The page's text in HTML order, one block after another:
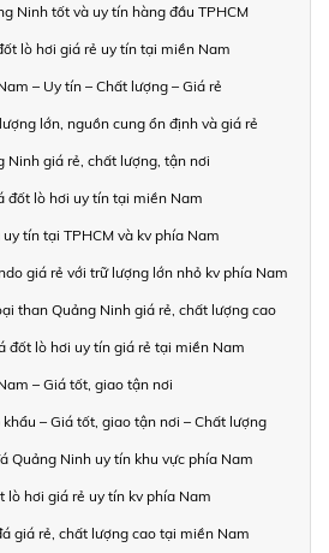
Ninh tốt và uy tín hàng đầu TPHCM
lò hơi giá rẻ uy tín tại miền Nam
– Uy tín – Chất lượng – Giá rẻ
lớn, nguồn cung ổn định và giá rẻ
Ninh giá rẻ, chất lượng, tận nơi
đốt lò hơi uy tín tại miền Nam
tín tại TPHCM và kv phía Nam
giá rẻ với trữ lượng lớn nhỏ kv phía Nam
than Quảng Ninh giá rẻ, chất lượng cao
đốt lò hơi uy tín giá rẻ tại miền Nam
– Giá tốt, giao tận nơi
– Giá tốt, giao tận nơi – Chất lượng
Quảng Ninh uy tín khu vực phía Nam
lò hơi giá rẻ uy tín kv phía Nam
giá rẻ, chất lượng cao tại miền Nam